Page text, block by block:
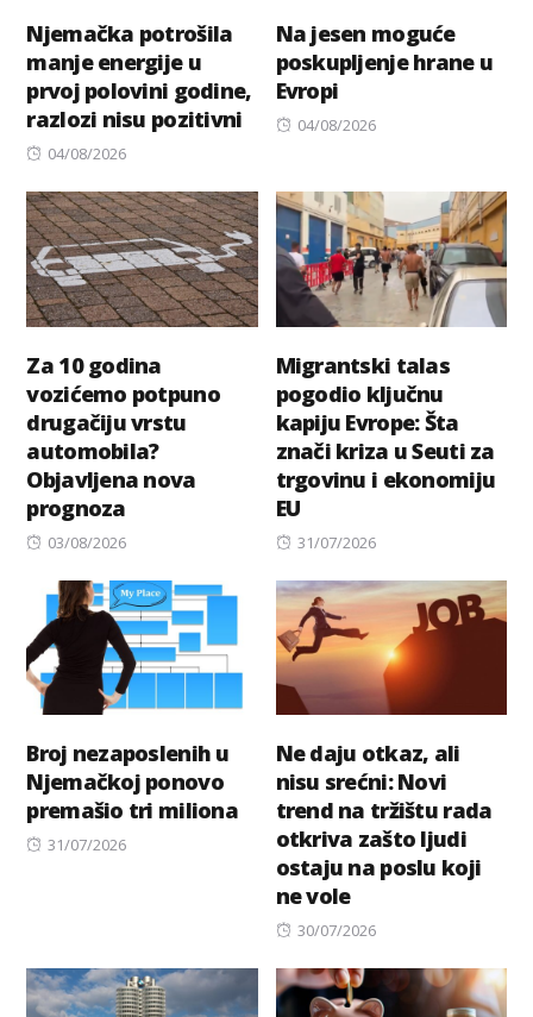
Njemačka potrošila
manje energije u
prvoj polovini godine,
razlozi nisu pozitivni
Posted
04/08/2026
Na jesen moguće
poskupljenje hrane u
Evropi
Posted
04/08/2026
Za 10 godina
vozićemo potpuno
drugačiju vrstu
automobila?
Objavljena nova
prognoza
Posted
03/08/2026
Migrantski talas
pogodio ključnu
kapiju Evrope: Šta
znači kriza u Seuti za
trgovinu i ekonomiju
EU
Posted
31/07/2026
Broj nezaposlenih u
Njemačkoj ponovo
premašio tri miliona
Posted
31/07/2026
Ne daju otkaz, ali
nisu srećni: Novi
trend na tržištu rada
otkriva zašto ljudi
ostaju na poslu koji
ne vole
Posted
30/07/2026